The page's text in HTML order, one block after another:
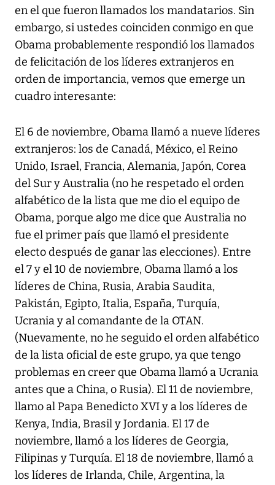
en el que fueron llamados los mandatarios. Sin
embargo, si ustedes coinciden conmigo en que
Obama probablemente respondió los llamados
de felicitación de los líderes extranjeros en
orden de importancia, vemos que emerge un
cuadro interesante:
El 6 de noviembre, Obama llamó a nueve líderes
extranjeros: los de Canadá, México, el Reino
Unido, Israel, Francia, Alemania, Japón, Corea
del Sur y Australia (no he respetado el orden
alfabético de la lista que me dio el equipo de
Obama, porque algo me dice que Australia no
fue el primer país que llamó el presidente
electo después de ganar las elecciones). Entre
el 7 y el 10 de noviembre, Obama llamó a los
líderes de China, Rusia, Arabia Saudita,
Pakistán, Egipto, Italia, España, Turquía,
Ucrania y al comandante de la OTAN.
(Nuevamente, no he seguido el orden alfabético
de la lista oficial de este grupo, ya que tengo
problemas en creer que Obama llamó a Ucrania
antes que a China, o Rusia). El 11 de noviembre,
llamo al Papa Benedicto XVI y a los líderes de
Kenya, India, Brasil y Jordania. El 17 de
noviembre, llamó a los líderes de Georgia,
Filipinas y Turquía. El 18 de noviembre, llamó a
los líderes de Irlanda, Chile, Argentina, la